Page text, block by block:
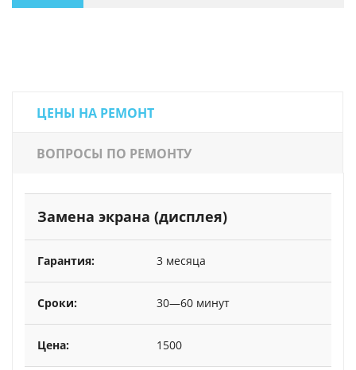
ЦЕНЫ НА РЕМОНТ
ВОПРОСЫ ПО РЕМОНТУ
Замена экрана (дисплея)
3 месяца
30—60 минут
1500